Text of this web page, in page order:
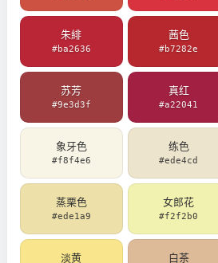
朱緋
#ba2636
茜色
#b7282e
苏芳
#9e3d3f
真红
#a22041
象牙色
#f8f4e6
练色
#ede4cd
蒸栗色
#ede1a9
女郎花
#f2f2b0
淡黄 白茶